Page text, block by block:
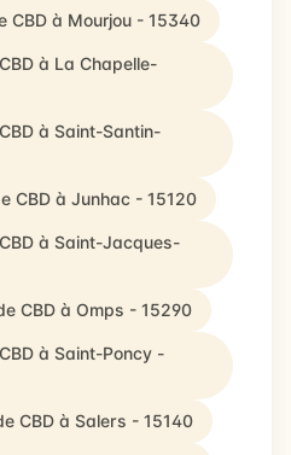
CBD à Mourjou - 15340
à La Chapelle-
à Saint-Santin-
CBD à Junhac - 15120
à Saint-Jacques-
CBD à Omps - 15290
à Saint-Poncy -
CBD à Salers - 15140